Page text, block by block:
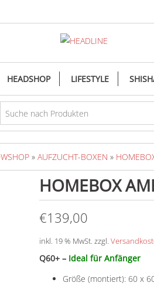
HEADSHOP LIFESTYLE
» AUFZUCHT-BOXEN »
HOMEBOX
€139,00
inkl. 19 % MwSt. zzgl.
Q60+ – Ideal für Anfänger
Größe (montiert): 60 x